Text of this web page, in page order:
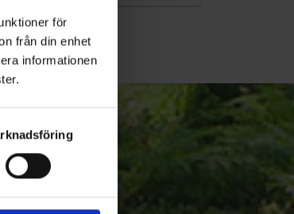
för
från din enhet
informationen